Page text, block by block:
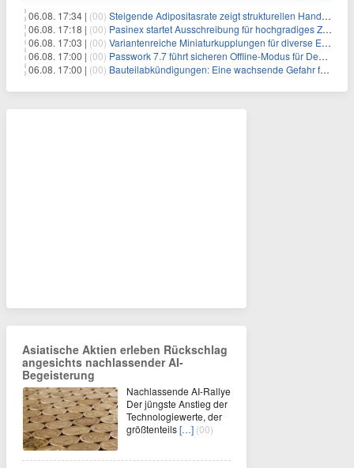
06.08. 17:34 | (00) Steigende Adipositasrate zeigt strukturellen Handlungsbedarf bei der Ernährung schulpflichtiger Kinder
06.08. 17:18 | (00) Pasinex startet Ausschreibung für hochgradiges Zinksulfidkonzentrat mit Germanium- und Silbergehalten und stellt ein Betriebsupdate bereit
06.08. 17:03 | (00) Variantenreiche Miniaturkupplungen für diverse Einsatzbereiche
06.08. 17:00 | (00) Passwork 7.7 führt sicheren Offline-Modus für Desktop- und Mobile-Apps ein
06.08. 17:00 | (00) Bauteilabkündigungen: Eine wachsende Gefahr für industrielle Elektroniksysteme
Asiatische Aktien erleben Rückschlag
angesichts nachlassender AI-
Begeisterung
Nachlassende AI-Rallye
Der jüngste Anstieg der
Technologiewerte, der
größtenteils[…] (00)